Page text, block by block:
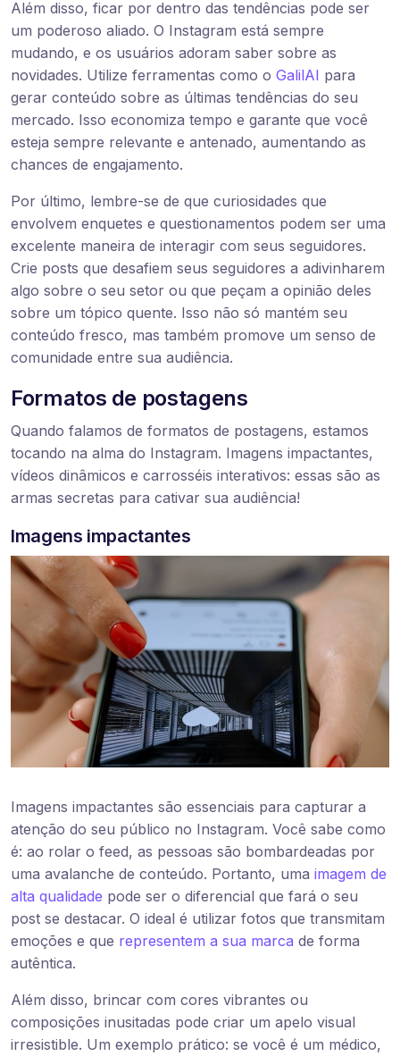
Além disso, ficar por dentro das tendências pode ser
um poderoso aliado. O Instagram está sempre
mudando, e os usuários adoram saber sobre as
novidades. Utilize ferramentas como o GalilAI para
gerar conteúdo sobre as últimas tendências do seu
mercado. Isso economiza tempo e garante que você
esteja sempre relevante e antenado, aumentando as
chances de engajamento.
Por último, lembre-se de que curiosidades que
envolvem enquetes e questionamentos podem ser uma
excelente maneira de interagir com seus seguidores.
Crie posts que desafiem seus seguidores a adivinharem
algo sobre o seu setor ou que peçam a opinião deles
sobre um tópico quente. Isso não só mantém seu
conteúdo fresco, mas também promove um senso de
comunidade entre sua audiência.
Formatos de postagens
Quando falamos de formatos de postagens, estamos
tocando na alma do Instagram. Imagens impactantes,
vídeos dinâmicos e carrosséis interativos: essas são as
armas secretas para cativar sua audiência!
Imagens impactantes
Imagens impactantes são essenciais para capturar a
atenção do seu público no Instagram. Você sabe como
é: ao rolar o feed, as pessoas são bombardeadas por
uma avalanche de conteúdo. Portanto, uma imagem de
alta qualidade pode ser o diferencial que fará o seu
post se destacar. O ideal é utilizar fotos que transmitam
emoções e que representem a sua marca de forma
autêntica.
Além disso, brincar com cores vibrantes ou
composições inusitadas pode criar um apelo visual
irresistible. Um exemplo prático: se você é um médico,